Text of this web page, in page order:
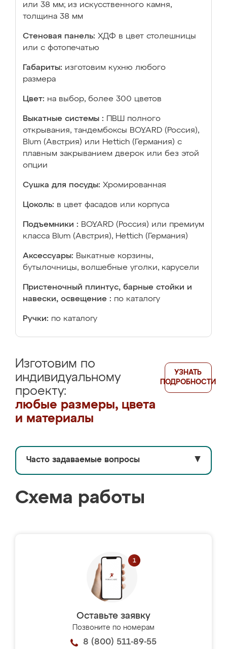
или 38 мм; из искусственного камня,
толщина 38 мм
Стеновая панель: ХДФ в цвет столешницы
или с фотопечатью
Габариты: изготовим кухню любого
размера
Цвет: на выбор, более 300 цветов
Выкатные системы :
ПВШ полного
открывания, тандембоксы BOYARD (Россия),
Blum (Австрия) или Hettich (Германия) с
плавным закрыванием дверок или без этой
опции
Сушка для посуды: Хромированная
Цоколь: в цвет фасадов или корпуса
Подъемники : BOYARD (Россия) или премиум
класса Blum (Австрия), Hettich (Германия)
Аксессуары: Выкатные корзины,
бутылочницы, волшебные уголки, карусели
Пристеночный плинтус, барные стойки и
навески, освещение : по каталогу
Ручки: по каталогу
Изготовим по
индивидуальному
проекту:
любые размеры, цвета
и материалы
УЗНАТЬ
ПОДРОБНОСТИ
Часто задаваемые вопросы ▼
Схема работы
Оставьте заявку
Позвоните по номерам
8 (800) 511-89-55